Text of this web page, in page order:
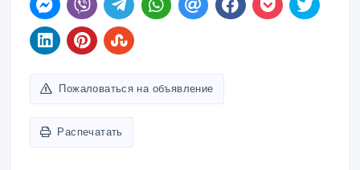
Пожаловаться на объявление
Распечатать